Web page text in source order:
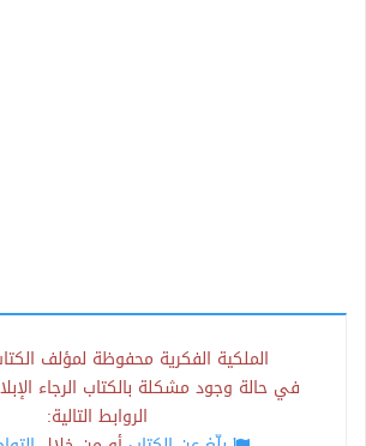
الملكية الفكرية محفوظة لمؤلف
في حالة وجود مشكلة بالكتاب الرجاء
الروابط التالية: